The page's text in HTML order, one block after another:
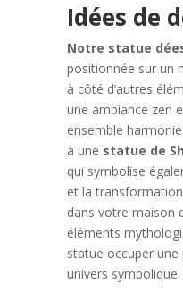
Idées de
Notre statue
positionnée sur un
à côté d’autres
une ambiance zen
ensemble
à une statue de
qui symbolise
et la
dans votre maison
éléments
statue occuper
univers symbolique.